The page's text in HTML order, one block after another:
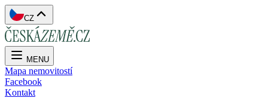
CZ
MENU
Mapa nemovitostí
Facebook
Kontakt